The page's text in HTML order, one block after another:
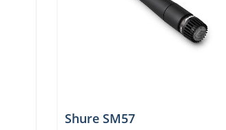
Shure SM57